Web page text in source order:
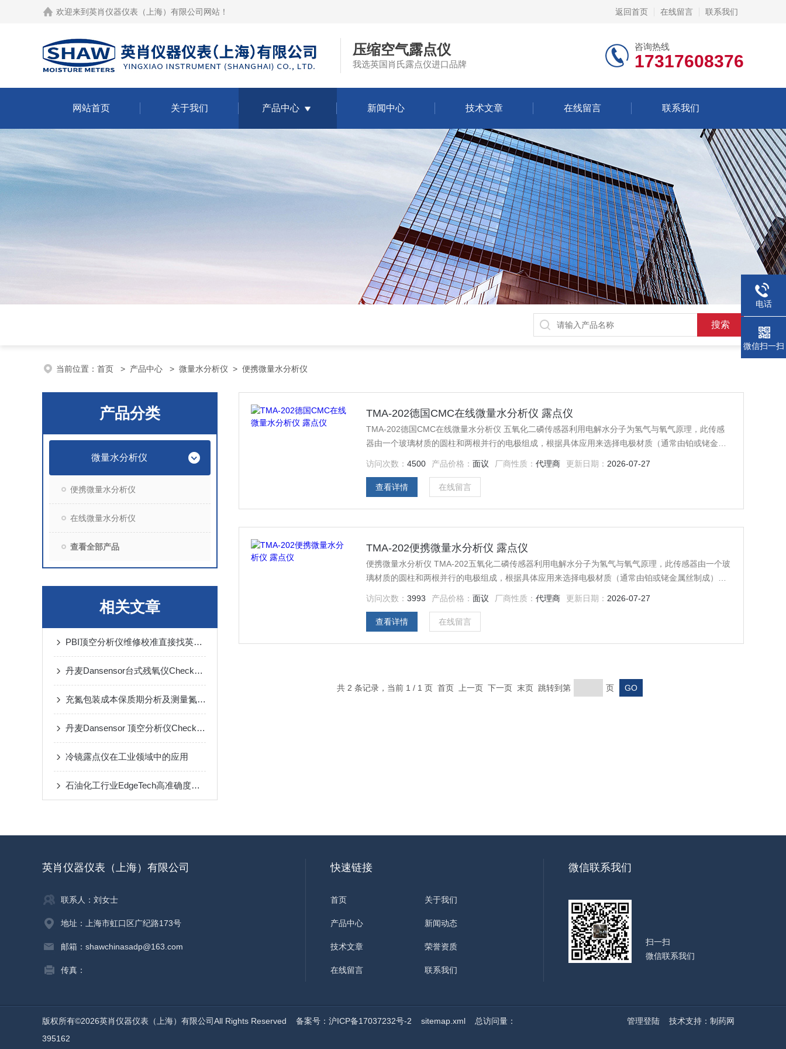
欢迎来到 英肖仪器仪表（上海）有限公司网站 ！ 返回首页 在线留言 联系我们
压缩空气露点仪
我选英国肖氏露点仪进口品牌
咨询热线
17317608376
网站首页 关于我们 产品中心 新闻中心 技术文章 在线留言 联系我们
当前位置： 首页 > 产品中心 > 微量水分析仪 > 便携微量水分析仪
产品分类
微量水分析仪
便携微量水分析仪
在线微量水分析仪
查看全部产品
相关文章
PBI顶空分析仪维修校准直接找英肖仪器上海维修能力强
丹麦Dansensor台式残氧仪CheckMate 4：大输液质量控制的守护者
充氮包装成本保质期分析及测量氮气纯度的包装测氧仪品牌如何选择？
丹麦Dansensor 顶空分析仪CheckMate 4准确监测残氧量
冷镜露点仪在工业领域中的应用
石油化工行业EdgeTech高准确度DewMaster露点仪在湿度控制中的应用
TMA-202德国CMC在线微量水分析仪 露点仪
TMA-202德国CMC在线微量水分析仪 五氧化二磷传感器利用电解水分子为氢气与氧气原理，此传感
器由一个玻璃材质的圆柱和两根并行的电极组成，根据具体应用来选择电极材质（通常由铂或铑金属
访问次数：4500 产品价格：面议 厂商性质：代理商 更新日期： 2026-07-27
查看详情 在线留言
TMA-202便携微量水分析仪 露点仪
便携微量水分析仪 TMA-202五氧化二磷传感器利用电解水分子为氢气与氧气原理，此传感器由一个玻
璃材质的圆柱和两根并行的电极组成，根据具体应用来选择电极材质（通常由铂或铑金属丝制成），
访问次数：3993 产品价格：面议 厂商性质：代理商 更新日期： 2026-07-27
查看详情 在线留言
共 2 条记录，当前 1 / 1 页 首页 上一页 下一页 末页 跳转到第 页
英肖仪器仪表（上海）有限公司
联系人：刘女士
地址：上海市虹口区广纪路173号
邮箱：shawchinasadp@163.com
传真：
快速链接
首页 关于我们
产品中心 新闻动态
技术文章 荣誉资质
在线留言 联系我们
微信联系我们
扫一扫
微信联系我们
版权所有©2026英肖仪器仪表（上海）有限公司All Rights Reserved 备案号：沪ICP备17037232号-2 sitemap.xml 总访问量：
395162
管理登陆 技术支持： 制药网
电话
微信扫一扫